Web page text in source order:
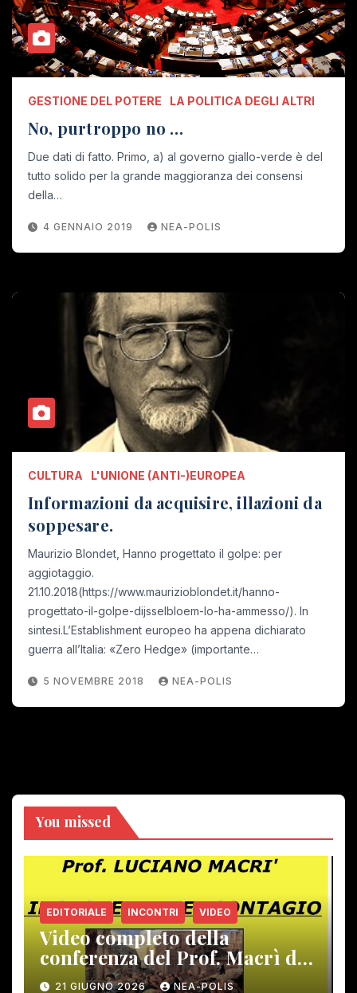
GESTIONE DEL POTERE LA POLITICA DEGLI ALTRI
No, purtroppo no …
Due dati di fatto. Primo, a) al governo giallo-verde è del
tutto solido per la grande maggioranza dei consensi
della…
4 GENNAIO 2019 NEA-POLIS
CULTURA L'UNIONE (ANTI-)EUROPEA
Informazioni da acquisire, illazioni da
soppesare.
Maurizio Blondet, Hanno progettato il golpe: per
aggiotaggio.
21.10.2018(https://www.maurizioblondet.it/hanno-
progettato-il-golpe-dijsselbloem-lo-ha-ammesso/). In
sintesi.L’Establishment europeo ha appena dichiarato
guerra all’Italia: «Zero Hedge» (importante…
5 NOVEMBRE 2018 NEA-POLIS
You missed
EDITORIALE INCONTRI VIDEO
Video completo della
conferenza del Prof. Macrì del
12 giugno scorso
21 GIUGNO 2026 NEA-POLIS